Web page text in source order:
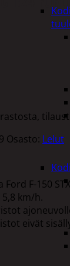
Osasto: Lelut
F-150
km/h.
eivät